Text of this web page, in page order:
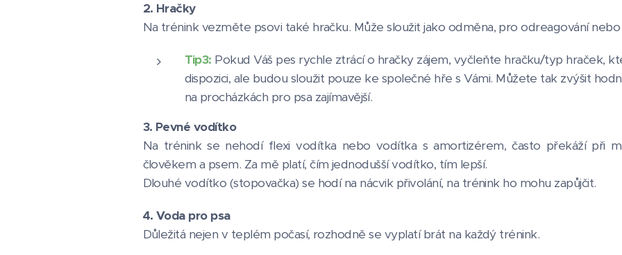
2. Hračky
Na trénink vezměte psovi také hračku. Může sloužit jako odměna, pro odreagování
Tip3: Pokud Váš pes rychle ztrácí o hračky zájem, vyčleňte hračku/typ hraček,
dispozici, ale budou sloužit pouze ke společné hře s Vámi. Můžete tak zvýšit
na procházkách pro psa zajímavější.
3. Pevné vodítko
Na trénink se nehodí flexi vodítka nebo vodítka s amortizérem, často překáží při
člověkem a psem. Za mě platí, čím jednodušší vodítko, tím lepší.
Dlouhé vodítko (stopovačka) se hodí na nácvik přivolání, na trénink ho mohu zapůjčit.
4. Voda pro psa
Důležitá nejen v teplém počasí, rozhodně se vyplatí brát na každý trénink.